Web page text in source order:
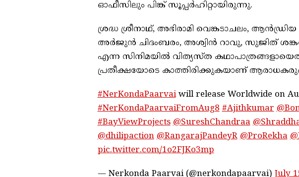
ഓഫീസിലും പിങ്ക് സൂപ്പര്‍ഹിറ്റായിരുന്നു.
ശ്രദ്ധ ശ്രീനാഥ്, അഭിരാമി വെങ്കടാചലം,
അര്‍ജുന്‍ ചിദംബരം, അശ്വിന്‍ റാവു, സുജിത്
എന്ന സിനിമയില്‍ വിത്യസ്ത
പ്രതീക്ഷയോടെ കാത്തിരിക്കുകയാണ്
#NerKondaPaarvaiwill release Worldwide on
#NerKondaPaarvaiFromAug8 #Ajithkumar
#BayViewProjects @SureshChandraa
@dhilipaction @RangarajPandeyR @ProRekha
pic.twitter.com/1o2FJKo3mp
— Nerkonda Paarvai (@nerkondapaarvai) July